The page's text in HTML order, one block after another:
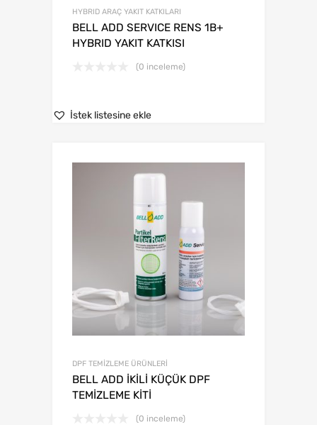
HYBRID ARAÇ YAKIT KATKILARI
BELL ADD SERVICE RENS 1B+
HYBRID YAKIT KATKISI
(0 inceleme)
İstek listesine ekle
DPF TEMİZLEME ÜRÜNLERİ
BELL ADD İKİLİ KÜÇÜK DPF
TEMİZLEME KİTİ
(0 inceleme)